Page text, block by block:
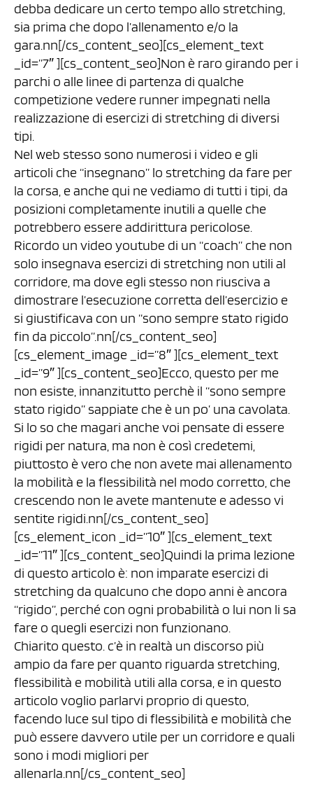
debba dedicare un certo tempo allo stretching,
sia prima che dopo l’allenamento e/o la
gara.nn[/cs_content_seo][cs_element_text
_id=”7″ ][cs_content_seo]Non è raro girando per i
parchi o alle linee di partenza di qualche
competizione vedere runner impegnati nella
realizzazione di esercizi di stretching di diversi
tipi.
Nel web stesso sono numerosi i video e gli
articoli che “insegnano” lo stretching da fare per
la corsa, e anche qui ne vediamo di tutti i tipi, da
posizioni completamente inutili a quelle che
potrebbero essere addirittura pericolose.
Ricordo un video youtube di un “coach” che non
solo insegnava esercizi di stretching non utili al
corridore, ma dove egli stesso non riusciva a
dimostrare l’esecuzione corretta dell’esercizio e
si giustificava con un “sono sempre stato rigido
fin da piccolo”.nn[/cs_content_seo]
[cs_element_image _id=”8″ ][cs_element_text
_id=”9″ ][cs_content_seo]Ecco, questo per me
non esiste, innanzitutto perchè il “sono sempre
stato rigido” sappiate che è un po’ una cavolata.
Si lo so che magari anche voi pensate di essere
rigidi per natura, ma non è così credetemi,
piuttosto è vero che non avete mai allenamento
la mobilità e la flessibilità nel modo corretto, che
crescendo non le avete mantenute e adesso vi
sentite rigidi.nn[/cs_content_seo]
[cs_element_icon _id=”10″ ][cs_element_text
_id=”11″ ][cs_content_seo]Quindi la prima lezione
di questo articolo è: non imparate esercizi di
stretching da qualcuno che dopo anni è ancora
“rigido”, perché con ogni probabilità o lui non li sa
fare o quegli esercizi non funzionano.
Chiarito questo. c’è in realtà un discorso più
ampio da fare per quanto riguarda stretching,
flessibilità e mobilità utili alla corsa, e in questo
articolo voglio parlarvi proprio di questo,
facendo luce sul tipo di flessibilità e mobilità che
può essere davvero utile per un corridore e quali
sono i modi migliori per
allenarla.nn[/cs_content_seo]